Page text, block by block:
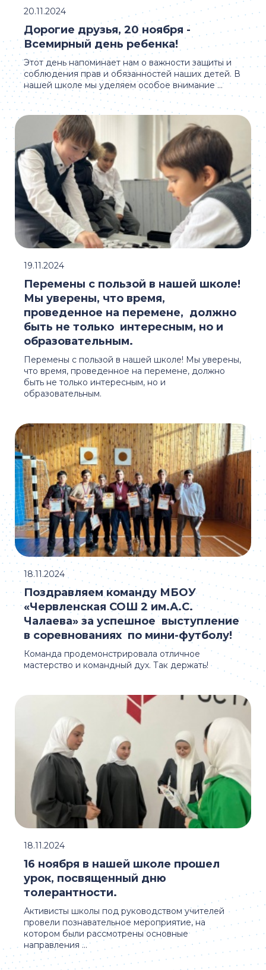
Этот день напоминает нам о важности защиты и
соблюдения прав и обязанностей наших детей. В
нашей школе мы уделяем особое внимание ...
Дорогие друзья, 20 ноября -
Всемирный день ребенка!
20.11.2024
Перемены с пользой в нашей школе! Мы уверены,
что время, проведенное на перемене, должно
быть не только интересным, но и
образовательным.
Перемены с пользой в нашей школе!
Мы уверены, что время,
проведенное на перемене, должно
быть не только интересным, но и
образовательным.
19.11.2024
Команда продемонстрировала отличное
мастерство и командный дух. Так держать!
Поздравляем команду МБОУ
«Червленская СОШ 2 им.А.С.
Чалаева» за успешное выступление
в соревнованиях по мини-футболу!
18.11.2024
Активисты школы под руководством учителей
провели познавательное мероприятие, на
котором были рассмотрены основные
направления ...
16 ноября в нашей школе прошел
урок, посвященный дню
толерантности.
18.11.2024